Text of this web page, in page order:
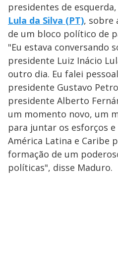
presidentes de
Lula da Silva (PT), sobre
de um bloco político de
"Eu estava conversando
presidente Luiz Inácio
outro dia. Eu falei
presidente Gustavo
presidente Alberto
um momento novo, um
para juntar os esforços
América Latina e Caribe
formação de um
políticas", disse Maduro.